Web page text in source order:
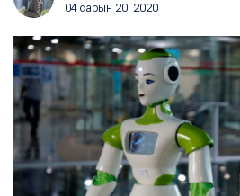
04 сарын 20, 2020